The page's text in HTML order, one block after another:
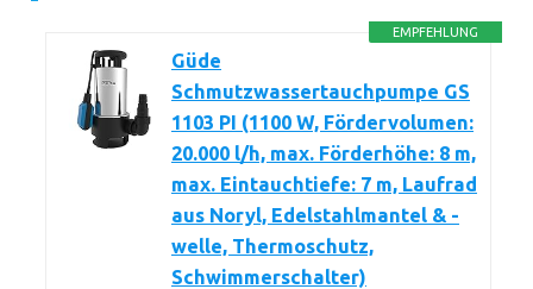
EMPFEHLUNG
Güde
Schmutzwassertauchpumpe GS
1103 PI (1100 W, Fördervolumen:
20.000 l/h, max. Förderhöhe: 8 m,
max. Eintauchtiefe: 7 m, Laufrad
aus Noryl, Edelstahlmantel & -
welle, Thermoschutz,
Schwimmerschalter)